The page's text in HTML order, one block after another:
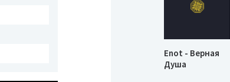
Enot - Верная
Душа